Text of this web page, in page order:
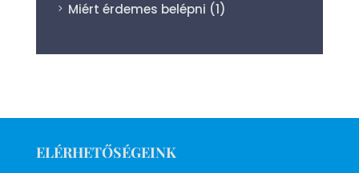
Miért érdemes belépni (1)
ELÉRHETŐSÉGEINK